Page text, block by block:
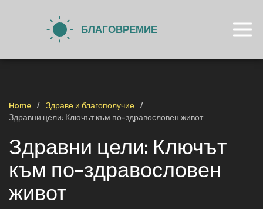
Home
Здраве и благополучие
Здравни цели: Ключът към по-здравословен живот
Здравни цели: Ключът
към по-здравословен
живот